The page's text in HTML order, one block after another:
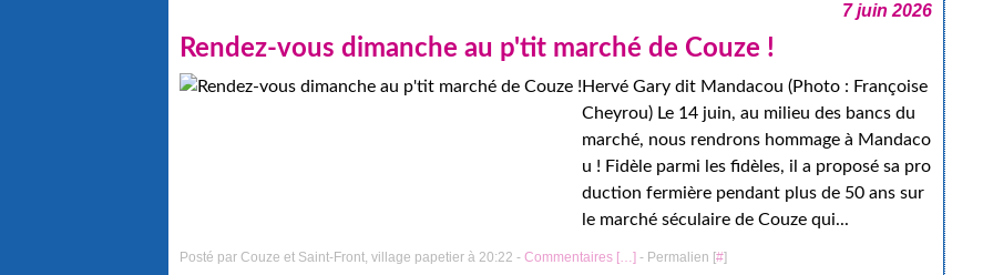
7 juin 2026
Rendez-vous dimanche au p'tit marché de Couze !
Hervé Gary dit Mandacou (Photo : Françoise
Cheyrou) Le 14 juin, au milieu des bancs du
marché, nous rendrons hommage à Mandaco
u ! Fidèle parmi les fidèles, il a proposé sa pro
duction fermière pendant plus de 50 ans sur
le marché séculaire de Couze qui...
Posté par Couze et Saint-Front, village papetier à 20:22 - Commentaires […] - Permalien [#]